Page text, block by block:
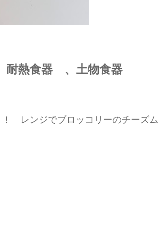
熱食器 、土物食器
レンジでブロッコリーのチーズム